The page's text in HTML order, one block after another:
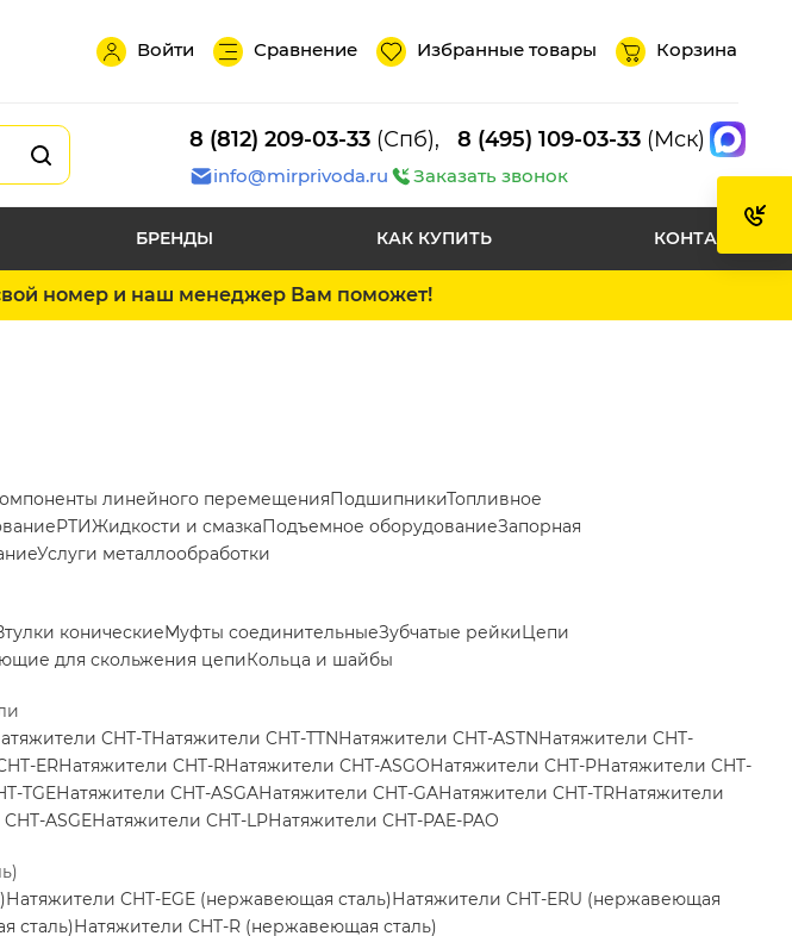
Войти Сравнение Избранные товары Корзина
8 (812) 209-03-33 (Спб), 8 (495) 109-03-33 (Мск)
info@mirprivoda.ru Заказать звонок
БРЕНДЫ КАК КУПИТЬ КОНТАКТЫ
номер и наш менеджер Вам поможет!
линейного перемещенияПодшипникиТопливное
РТИЖидкости и смазкаПодъемное оборудованиеЗапорная
Услуги металлообработки
коническиеМуфты соединительныеЗубчатые рейкиЦепи
для скольжения цепиКольца и шайбы
CHT-TНатяжители CHT-TTNНатяжители CHT-ASTNНатяжители CHT-
ERНатяжители CHT-RНатяжители CHT-ASGOНатяжители CHT-PНатяжители CHT-
TGEНатяжители CHT-ASGAНатяжители CHT-GAНатяжители CHT-TRНатяжители
ASGEНатяжители CHT-LPНатяжители CHT-PAE-PAO
Натяжители CHT-EGE (нержавеющая сталь)Натяжители CHT-ERU (нержавеющая
сталь)Натяжители CHT-R (нержавеющая сталь)